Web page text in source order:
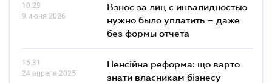
10.29
9 июня 2026
Взнос за лиц с инвалидностью
нужно было уплатить – даже
без формы отчета
15.31
24 апреля 2025
Пенсійна реформа: що варто
знати власникам бізнесу